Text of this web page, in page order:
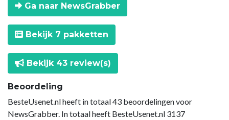
Ga naar NewsGrabber
Bekijk 7 pakketten
Bekijk 43 review(s)
Beoordeling
BesteUsenet.nl heeft in totaal 43 beoordelingen voor
NewsGrabber. In totaal heeft BesteUsenet.nl 3137